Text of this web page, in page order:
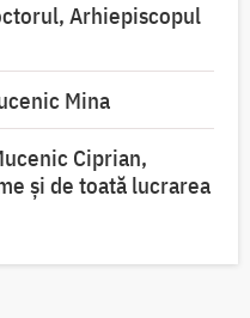
Arhiepiscopul
Mina
Ciprian,
și de toată lucrarea